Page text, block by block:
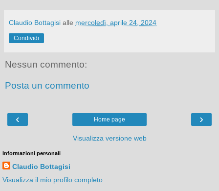
Claudio Bottagisi alle mercoledì, aprile 24, 2024
Condividi
Nessun commento:
Posta un commento
‹ ›
Home page
Visualizza versione web
Informazioni personali
Claudio Bottagisi
Visualizza il mio profilo completo